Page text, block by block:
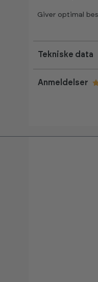
Giver optimal
Tekniske data
Anmeldelser